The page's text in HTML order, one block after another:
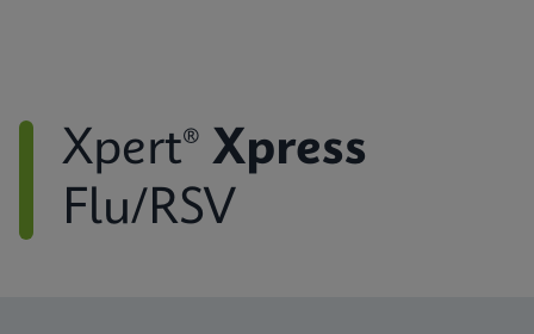
Xpert® Xpress
Flu/RSV